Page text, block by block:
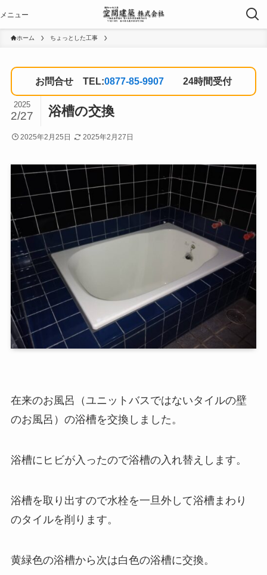
ホーム ちょっとした工事
お問合せ TEL:0877-85-9907 24時間受付
浴槽の交換
2025
2/27
2025年2月25日 2025年2月27日
在来のお風呂（ユニットバスではないタイルの壁
のお風呂）の浴槽を交換しました。
浴槽にヒビが入ったので浴槽の入れ替えします。
浴槽を取り出すので水栓を一旦外して浴槽まわり
のタイルを削ります。
黄緑色の浴槽から次は白色の浴槽に交換。